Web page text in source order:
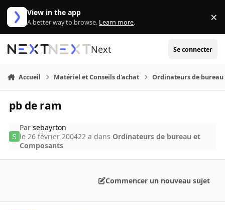
Aller au contenu
View in the app
A better way to browse. Learn more. ×
Next Se connecter
Accueil Matériel et Conseils d'achat Ordinateurs de bureau
pb de ram
Parsebayrton
le 26 février 200422 a dans Ordinateurs de bureau et
Composants
Commencer un nouveau sujet